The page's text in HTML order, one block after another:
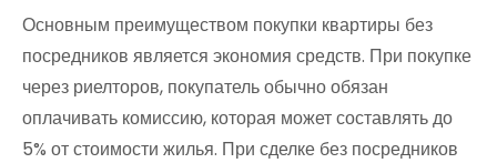
Основным преимуществом покупки квартиры без
посредников является экономия средств. При покупке
через риелторов, покупатель обычно обязан
оплачивать комиссию, которая может составлять до
5% от стоимости жилья. При сделке без посредников